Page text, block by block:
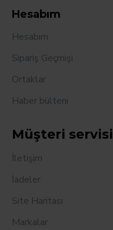
Hesabım
Hesabım
Sipariş Geçmişi
Ortaklar
Haber bülteni
Müşteri servisi
İletişim
İadeler
Site Haritası
Markalar